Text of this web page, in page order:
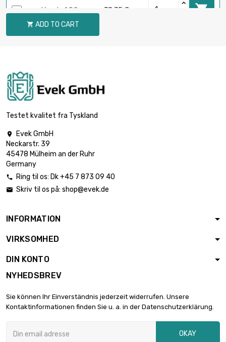
Vægt : 1.02gr 78,75 € 
Vægt : 1.05gr
Vægt : 5gr 386,03 €
 ADD TO CART
Testet kvalitet fra Tyskland

Evek GmbH
Neckarstr. 39
45478 Mülheim an der Ruhr
Germany
 Ring til os: Dk +45 7 873 09 40
 Skriv til os på: shop@evek.de
INFORMATION
VIRKSOMHED
DIN KONTO
NYHEDSBREV
Sie können Ihr Einverständnis jederzeit widerrufen. Unsere
Kontaktinformationen finden Sie u. a. in der Datenschutzerklärung.
OKAY